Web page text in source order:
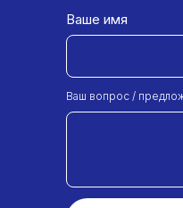
Ваше имя
Ваш вопрос /